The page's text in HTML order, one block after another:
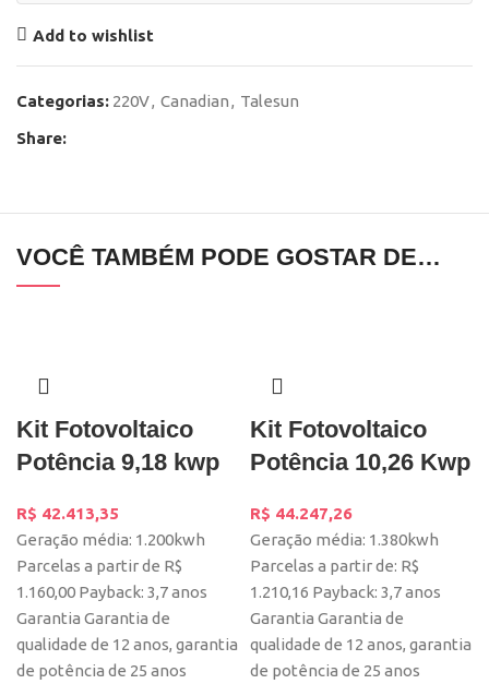
Add to wishlist
Categorias: 220V, Canadian, Talesun
Share:
VOCÊ TAMBÉM PODE GOSTAR DE…
Kit Fotovoltaico
Potência 9,18 kwp
R$ 42.413,35
Geração média: 1.200kwh
Parcelas a partir de R$
1.160,00 Payback: 3,7 anos
Garantia Garantia de
qualidade de 12 anos, garantia
de potência de 25 anos
Kit Fotovoltaico
Potência 10,26 Kwp
R$ 44.247,26
Geração média: 1.380kwh
Parcelas a partir de: R$
1.210,16 Payback: 3,7 anos
Garantia Garantia de
qualidade de 12 anos, garantia
de potência de 25 anos